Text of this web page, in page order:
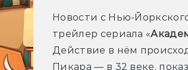
Новости с Нью-
трейлер сериала «
Действие в нём
Пикара — в 32 веке,